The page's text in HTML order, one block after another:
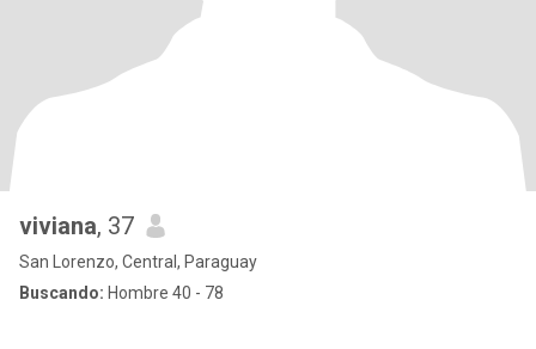
viviana, 37
San Lorenzo, Central, Paraguay
Buscando: Hombre 40 - 78